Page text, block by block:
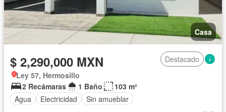
Casa
$ 2,290,000 MXN
Destacado
Ley 57, Hermosillo
2 Recámaras
1 Baño
103 m²
Agua
Electricidad Sin amueblar